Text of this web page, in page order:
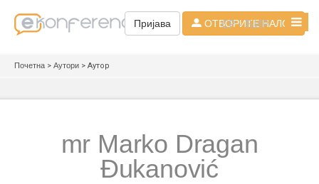
Пријава ОТВОРИТЕ НАЛОГ
СР - ЋИР
Почетна > Аутори > Аутор
mr Marko Dragan
Đukanović